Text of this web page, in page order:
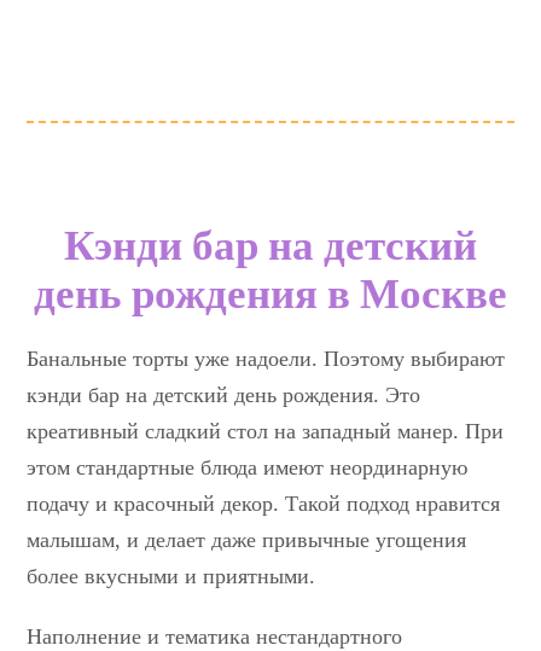
Кэнди бар на детский
день рождения в Москве
Банальные торты уже надоели. Поэтому выбирают
кэнди бар на детский день рождения. Это
креативный сладкий стол на западный манер. При
этом стандартные блюда имеют неординарную
подачу и красочный декор. Такой подход нравится
малышам, и делает даже привычные угощения
более вкусными и приятными.
Наполнение и тематика нестандартного